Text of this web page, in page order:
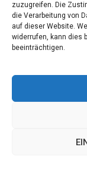
zuzugreifen. Die
die Verarbeitung von
auf dieser Website.
widerrufen, kann dies
beeinträchtigen.